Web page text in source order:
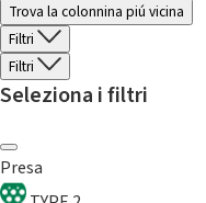
Trova la colonnina piú vicina
Filtri
Filtri
Seleziona i filtri
Presa